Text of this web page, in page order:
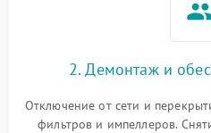
2. Демонтаж и
Отключение от сети и
фильтров и импеллеров.